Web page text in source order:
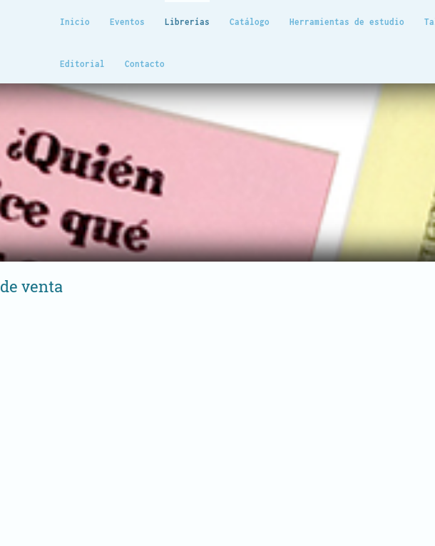
Inicio Eventos Librerías Catálogo Herramientas de estudio
Editorial Contacto
venta